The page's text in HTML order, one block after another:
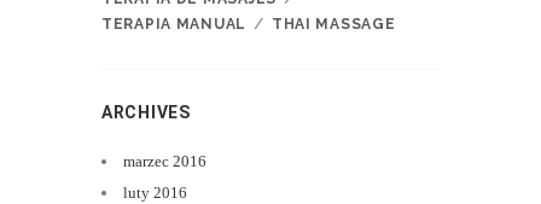
TERAPIA MANUAL
THAI MASSAGE
ARCHIVES
marzec 2016
luty 2016